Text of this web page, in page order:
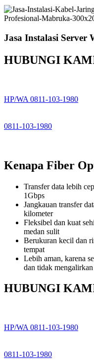
Jasa Instalasi Server
HUBUNGI
HP/WA 0811-103-1980
0811-103-1980
Kenapa Fiber
Transfer data lebih
1Gbps
Jangkauan transfer
kilometer
Fleksibel dan kuat
medan sulit
Berukuran kecil dan
tempat
Lebih aman, karena
dan tidak
HUBUNGI
HP/WA 0811-103-1980
0811-103-1980